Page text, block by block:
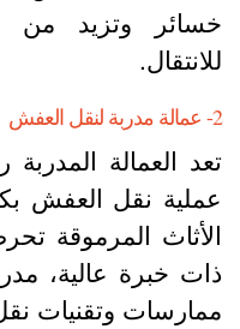
وتزيد من
العمالة المدربة
نقل العفش
المرموقة
خبرة عالية،
وتقنيات نقل